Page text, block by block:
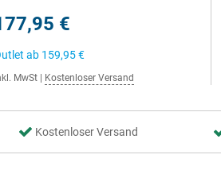
€
ab 159,95 €
MwSt Kostenloser Versand
Kostenloser Versand